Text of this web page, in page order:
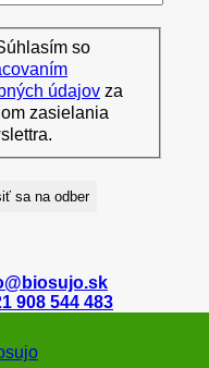
so
údajov za
zasielania
908 544 483